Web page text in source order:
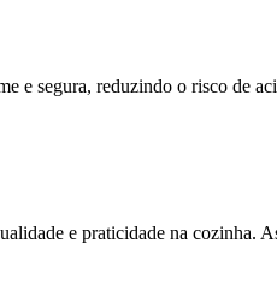
e segura, reduzindo o risco de
e praticidade na cozinha.